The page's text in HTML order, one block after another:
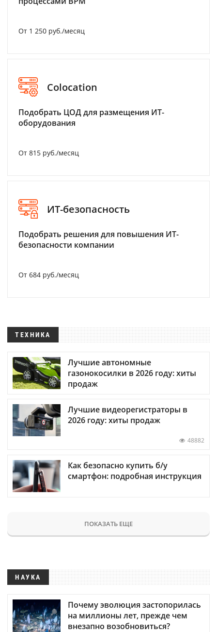
От 1 250 руб./месяц
Colocation
Подобрать ЦОД для размещения ИТ-
оборудования
От 815 руб./месяц
ИТ-безопасность
Подобрать решения для повышения ИТ-
безопасности компании
От 684 руб./месяц
ТЕХНИКА
Лучшие автономные
газонокосилки в 2026 году: хиты
продаж
Лучшие видеорегистраторы в
2026 году: хиты продаж
48882
Как безопасно купить б/у
смартфон: подробная инструкция
ПОКАЗАТЬ ЕЩЕ
НАУКА
Почему эволюция застопорилась
на миллионы лет, прежде чем
внезапно возобновиться?